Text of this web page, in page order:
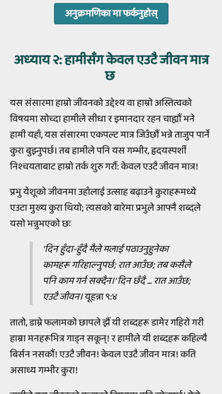
अनुक्रमणिका मा फर्कनुहोस्
अध्‍याय २: हामीसँग केवल एउटै जीवन मात्र
छ
यस संसारमा हाम्रो जीवनको उद्देश्य वा हाम्रो अस्तित्वको
विषयमा सोच्दा हामीले सीधा र इमानदार रहन चाह्यौं भने
हामी यहाँ, यस संसारमा एकपल्ट मात्र जिउँछौं भन्ने ताजुप पार्ने
कुरा बुझ्नुपर्छ। तब हामीले पनि यस गम्भीर, हृदयस्पर्शी
निश्चयताबाट हाम्रो तर्क शुरु गरौं: केवल एउटै जीवन मात्र!
प्रभु येशूको जीवनमा उहाँलाई उत्साह बढ़ाउने कुराहरूमध्ये
एउटा मुख्य कुरा थियो; त्यसको बारेमा प्रभुले आफ्नै शब्दले
यसो भन्नुभएको छः
'दिन हुँदा-हुँदै मैले मलाई पठाउनुहुनेका
कामहरू गरिहाल्नुपर्छ; रात आउँछ; तब कसैले
पनि काम गर्न सक्दैन।' दिन छँदै ... रात आउँछ;
एउटै जीवन।यूहन्ना ९:४
तातो, डाम्ने फलामको छापले झैं यी शब्दहरू डामेर गहिरो गरी
हाम्रा मनहरूभित्र गाड्न सकून्! र हामीले यी शब्दहरू कहिल्यै
बिर्सन नसकौं! एउटै जीवन! केवल एउटै जीवन मात्र! कति
असाध्य गम्भीर कुरा!